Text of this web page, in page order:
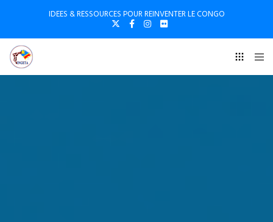
IDEES & RESSOURCES POUR REINVENTER LE CONGO